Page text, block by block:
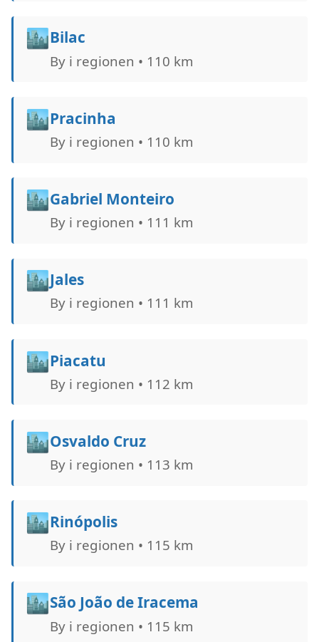
🏙️Bilac
By i regionen • 110 km
🏙️Pracinha
By i regionen • 110 km
🏙️Gabriel Monteiro
By i regionen • 111 km
🏙️Jales
By i regionen • 111 km
🏙️Piacatu
By i regionen • 112 km
🏙️Osvaldo Cruz
By i regionen • 113 km
🏙️Rinópolis
By i regionen • 115 km
🏙️São João de Iracema
By i regionen • 115 km